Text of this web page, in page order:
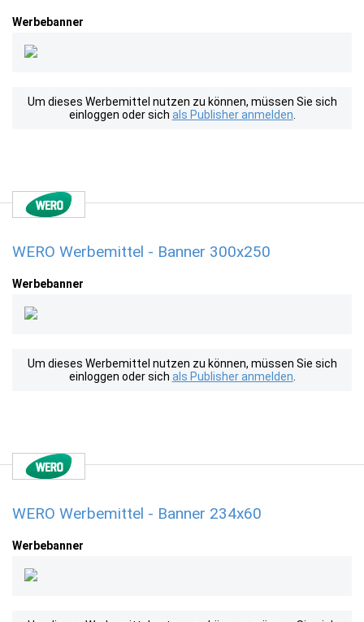
Werbebanner
Um dieses Werbemittel nutzen zu können, müssen Sie sich
einloggen oder sich als Publisher anmelden
WERO Werbemittel - Banner 300x250
Werbebanner
Um dieses Werbemittel nutzen zu können, müssen Sie sich
einloggen oder sich als Publisher anmelden
WERO Werbemittel - Banner 234x60
Werbebanner